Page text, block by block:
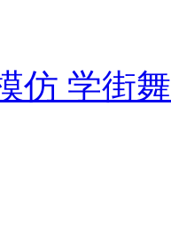
仿 学街